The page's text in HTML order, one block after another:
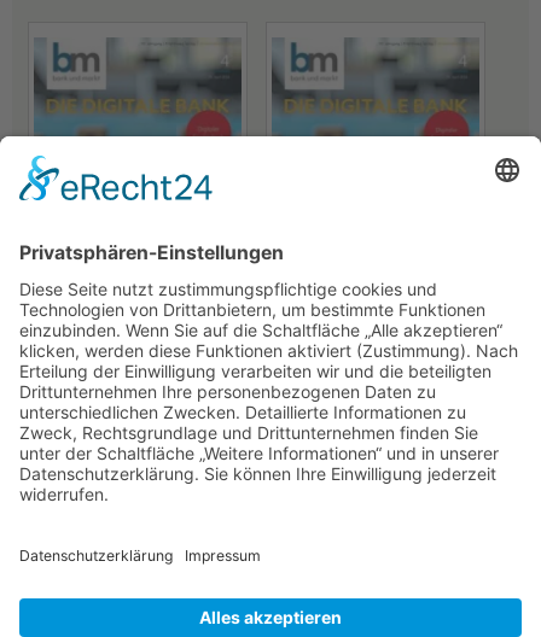
Foconis GmbH
Zentrale Datenqualität –
Steuerungsbasis für mehr
Skalierbarkeit
23.04.2026
cleversoft group GmbH
Altersvorsorgegesetz – neue
Chancen für Banken
16.04.2026
NACH OBEN
Alle Rechte vorbehalten: Verlagsgruppe Knapp - Richardi -